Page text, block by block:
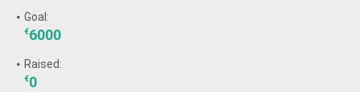
Goal:
€6000
Raised:
€0